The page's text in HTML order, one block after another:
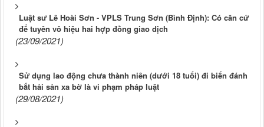
Luật sư Lê Hoài Sơn - VPLS Trung Sơn (Bình Định): Có căn cứ
để tuyên vô hiệu hai hợp đồng giao dịch
(23/09/2021)
Sử dụng lao động chưa thành niên (dưới 18 tuổi) đi biển đánh
bắt hải sản xa bờ là vi phạm pháp luật
(29/08/2021)